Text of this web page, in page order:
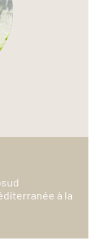
à la